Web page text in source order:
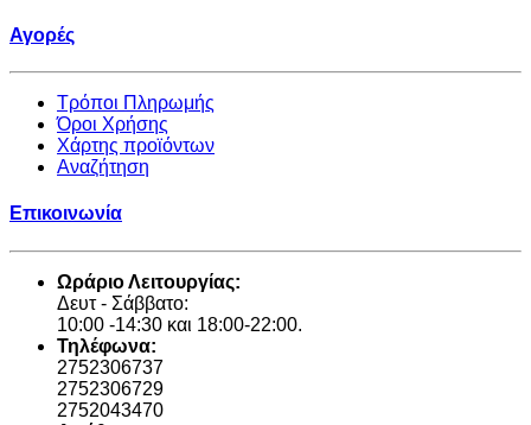
Αγορές
Τρόποι Πληρωμής
Όροι Χρήσης
Χάρτης προϊόντων
Αναζήτηση
Επικοινωνία
Ωράριο Λειτουργίας:
Δευτ - Σάββατο:
10:00 -14:30 και 18:00-22:00.
Τηλέφωνα:
2752306737
2752306729
2752043470